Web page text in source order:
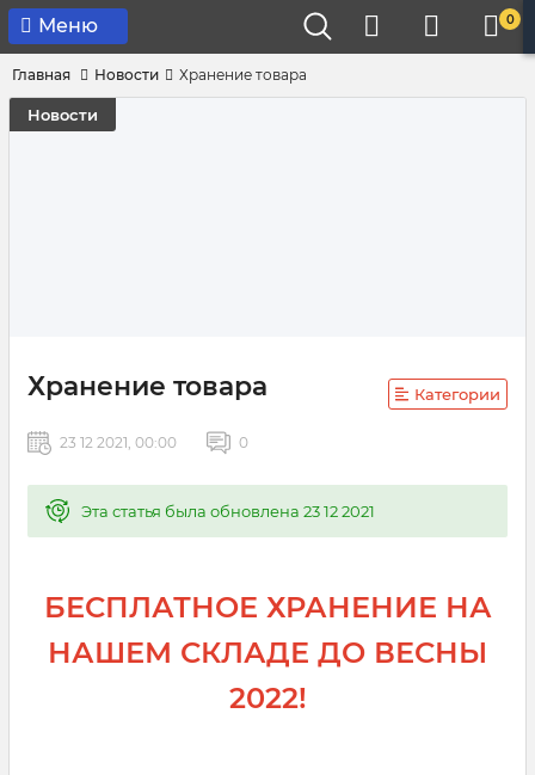
Меню 0
Главная Новости Хранение товара
Новости
Хранение товара Категории
23 12 2021, 00:00 0
Эта статья была обновлена 23 12 2021
БЕСПЛАТНОЕ ХРАНЕНИЕ НА
НАШЕМ СКЛАДЕ ДО ВЕСНЫ
2022!